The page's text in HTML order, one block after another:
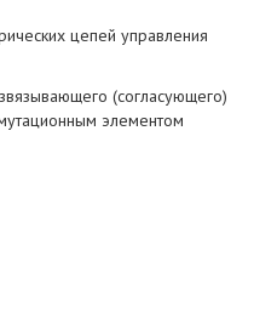
цепей управления
(согласующего)
элементом